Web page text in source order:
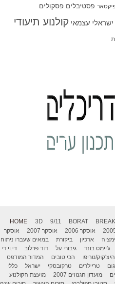
פסטיבלים פסקולים
ישראלי עצמאי קולנוע תיעודי
HOME 3D 9/11 BORAT
אוסקר 2006 אוסקר 2007
אוסקר
ארכיון ביקורת
במאים שעברו ניתוח
ג'יימס בונד גיבורי על דוד פרלוב
די.וי.די
היצ'קוק/טריפו הכי טובים
המדור המודפס
טריילרים טרקובסקי ישראל
כללי
מועדון הגנוזים 2007
מועצת הקולנוע